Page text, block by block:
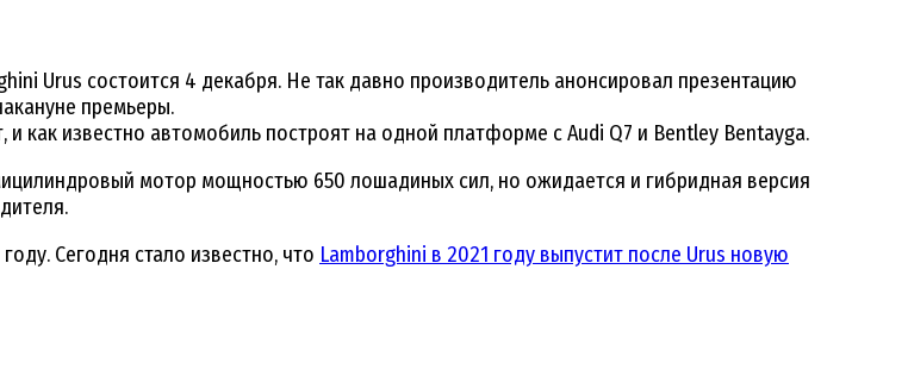
Urus состоится 4 декабря. Не так давно производитель анонсировал презентацию
премьеры.
как известно автомобиль построят на одной платформе с Audi Q7 и Bentley Bentayga.
мотор мощностью 650 лошадиных сил, но ожидается и гибридная версия
Сегодня стало известно, что Lamborghini в 2021 году выпустит после Urus новую